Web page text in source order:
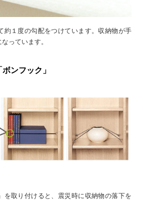
約１度の勾配をつけています。収納物が手
っています。
ンフック」
を取り付けると、震災時に収納物の落下を